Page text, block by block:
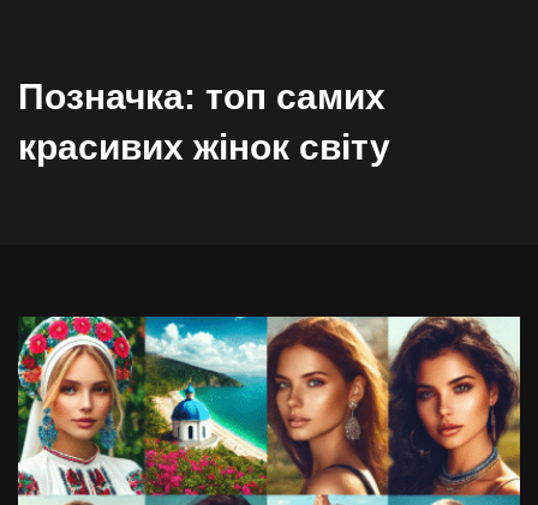
Позначка: топ самих
красивих жінок світу